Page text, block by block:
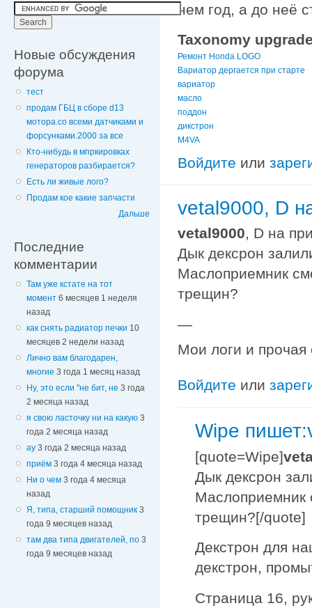
Новые обсуждения
форума
тест
продам ГБЦ в сборе d13
мотора.со всеми датчиками и
форсунками.2000 за все
Кто-нибудь в мпркировках
генераторов разбирается?
Есть ли живые лого?
Продам кое какие запчасти
Дальше
Последние
комментарии
Там уже кстате на тот
момент 6 месяцев 1 неделя
назад
как снять радиатор печки 10
месяцев 2 недели назад
Лично вам благодарен,
многие 3 года 1 месяц назад
Ну, это если "не бит, не 3 года
2 месяца назад
я свою ласточку ни на какую 3
года 2 месяца назад
ау 3 года 2 месяца назад
приём 3 года 4 месяца назад
Ни о чем 3 года 4 месяца
назад
Я, типа, старший помощник 3
года 9 месяцев назад
там два типа двигателей, по 3
года 9 месяцев назад
нем год, а до неё
Taxonomy
Ремонт Honda LOGO
Вариатор дергается при старте
вариатор
масло
поддон
дикстрон
M4VA
Войдите или
vetal9000, D
vetal9000, D на
Дык дексрон
Маслоприемник
трещин?
—
Мои логи и
Войдите или
Wipe
[quote=Wipe]
Дык дексрон
Маслоприемник
трещин?[/quote]
Декстрон для
декстрон,
Страница 16,